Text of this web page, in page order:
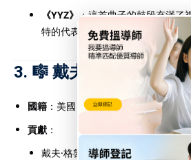
《YYZ》 ：這首曲子的鼓段充滿了
特的代表作之一。
3. 🎼戴夫·格魯爾（
國籍 ：美國
貢獻 ：
戴夫·格魯爾是Nirvana 的鼓手，後